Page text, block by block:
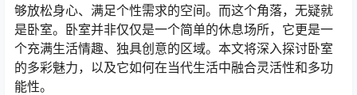
够放松身心、满足个性需求的空间。而这个角落，无疑就
是卧室。卧室并非仅仅是一个简单的休息场所，它更是一
个充满生活情趣、独具创意的区域。本文将深入探讨卧室
的多彩魅力，以及它如何在当代生活中融合灵活性和多功
能性。